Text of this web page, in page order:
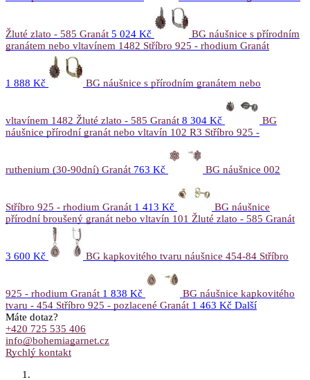
Žluté zlato - 585 Granát 5 024 Kč
BG náušnice s přírodním
granátem nebo vltavínem 1482 Stříbro 925 - rhodium Granát
1 888 Kč BG náušnice s přírodním granátem nebo
vltavínem 1482 Žluté zlato - 585 Granát 8 304 Kč
BG
náušnice přírodní granát nebo vltavín 102 R3 Stříbro 925 -
ruthenium (30-90dní) Granát 763 Kč BG náušnice 002
Stříbro 925 - rhodium Granát 1 413 Kč
BG náušnice
přírodní broušený granát nebo vltavín 101 Žluté zlato - 585 Granát
3 600 Kč BG kapkovitého tvaru náušnice 454-84 Stříbro
925 - rhodium Granát 1 838 Kč
BG náušnice kapkovitého
tvaru - 454 Stříbro 925 - pozlacené Granát 1 463 Kč Další
Máte dotaz?
+420 725 535 406
info@bohemiagarnet.cz
Rychlý kontakt